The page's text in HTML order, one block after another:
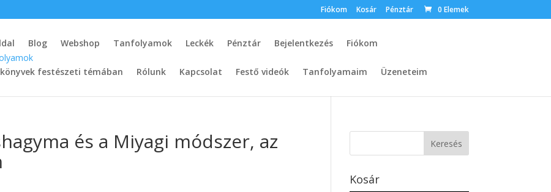
Fiókom Kosár Pénztár 0 Elemek
Blog Webshop Tanfolyamok Leckék Pénztár Bejelentkezés Fiókom
festészeti témában Rólunk Kapcsolat Festő videók Tanfolyamaim Üzeneteim
és a Miyagi módszer, az
Kosár